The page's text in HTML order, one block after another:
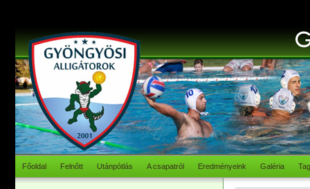
Főoldal Felnőtt Utánpótlás A csapatról Eredményeink Galéria